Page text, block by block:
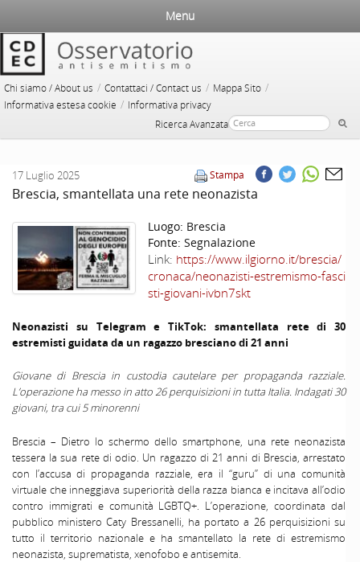
Chi siamo / About us / Contattaci / Contact us / Mappa Sito /
Informativa estesa cookie / Informativa privacy
Ricerca Avanzata
Menu
Stampa
17 Luglio 2025
Brescia, smantellata una rete neonazista
Luogo: Brescia
Fonte: Segnalazione
Link: https://www.ilgiorno.it/brescia/
cronaca/neonazisti-estremismo-fasci
sti-giovani-ivbn7skt
Neonazisti su Telegram e TikTok: smantellata rete di 30
estremisti guidata da un ragazzo bresciano di 21 anni
Giovane di Brescia in custodia cautelare per propaganda razziale.
L’operazione ha messo in atto 26 perquisizioni in tutta Italia. Indagati 30
giovani, tra cui 5 minorenni
Brescia – Dietro lo schermo dello smartphone, una rete neonazista
tessera la sua rete di odio. Un ragazzo di 21 anni di Brescia, arrestato
con l’accusa di propaganda razziale, era il “guru” di una comunità
virtuale che inneggiava superiorità della razza bianca e incitava all’odio
contro immigrati e comunità LGBTQ+. L’operazione, coordinata dal
pubblico ministero Caty Bressanelli, ha portato a 26 perquisizioni su
tutto il territorio nazionale e ha smantellato la rete di estremismo
neonazista, suprematista, xenofobo e antisemita.